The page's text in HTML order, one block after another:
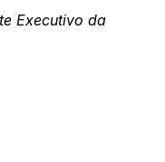
Executivo da